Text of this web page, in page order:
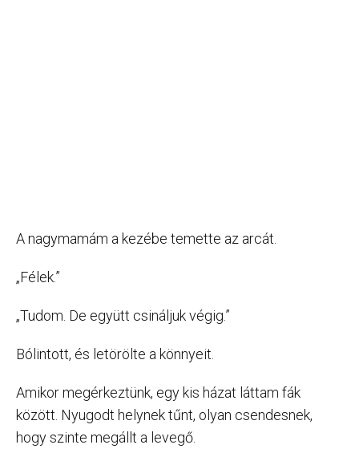
A nagymamám a kezébe temette az arcát.
„Félek.”
„Tudom. De együtt csináljuk végig.”
Bólintott, és letörölte a könnyeit.
Amikor megérkeztünk, egy kis házat láttam fák
között. Nyugodt helynek tűnt, olyan csendesnek,
hogy szinte megállt a levegő.